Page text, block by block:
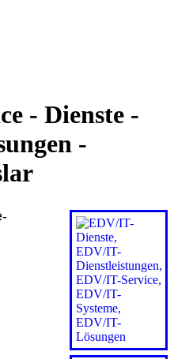
- Dienste -
-